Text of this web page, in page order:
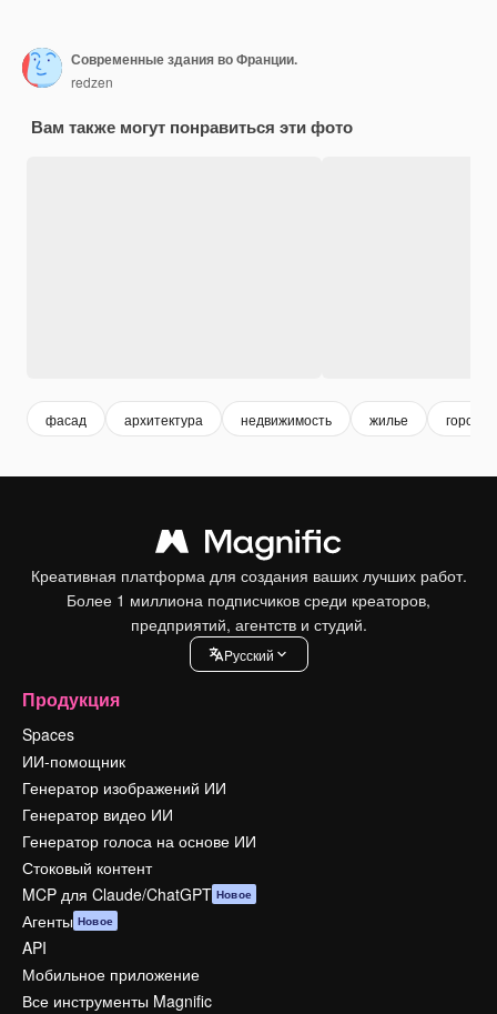
Современные здания во Франции.
redzen
Вам также могут понравиться эти фото
фасад архитектура недвижимость жилье
Креативная платформа для создания ваших лучших работ.
Более 1 миллиона подписчиков среди креаторов,
предприятий, агентств и студий.
Pусский
Продукция
Spaces
ИИ-помощник
Генератор изображений ИИ
Генератор видео ИИ
Генератор голоса на основе ИИ
Стоковый контент
MCP для Claude/ChatGPT Новое
Агенты Новое
API
Мобильное приложение
Все инструменты Magnific